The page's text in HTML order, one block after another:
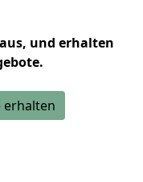
und erhalten
erhalten